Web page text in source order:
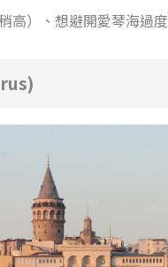
高）、想避開愛琴海過